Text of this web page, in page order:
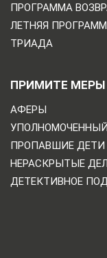
ПРОГРАММА
ЛЕТНЯЯ
ТРИАДА
ПРИМИТЕ МЕРЫ
АФЕРЫ
ПРОПАВШИЕ ДЕТИ
НЕРАСКРЫТЫЕ
ДЕТЕКТИВНОЕ